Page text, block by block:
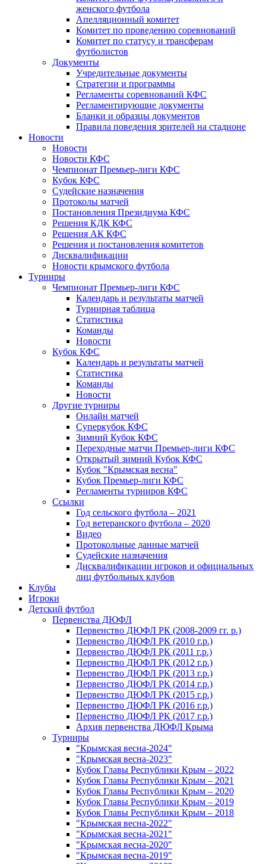
женского футбола
Апелляционный комитет
Комитет по проведению соревнований
Комитет по статусу и трансферам
футболистов
Документы
Учредительные документы
Стратегии и программы
Регламенты соревнований КФС
Регламентирующие документы
Бланки и образцы документов
Правила поведения зрителей на стадионе
Новости
Новости
Новости КФС
Чемпионат Премьер-лиги КФС
Кубок КФС
Судейские назначения
Протоколы матчей
Постановления Президиума КФС
Решения КДК КФС
Решения АК КФС
Решения и постановления комитетов
Дисквалификации
Новости крымского футбола
Турниры
Чемпионат Премьер-лиги КФС
Календарь и результаты матчей
Турнирная таблица
Статистика
Команды
Новости
Кубок КФС
Календарь и результаты матчей
Статистика
Команды
Новости
Другие турниры
Онлайн матчей
Суперкубок КФС
Зимний Кубок КФС
Переходные матчи Премьер-лиги КФС
Открытый зимний Кубок КФС
Кубок "Крымская весна"
Кубок Премьер-лиги КФС
Регламенты турниров КФС
Ссылки
Год сельского футбола – 2021
Год ветеранского футбола – 2020
Видео
Протокольные данные матчей
Судейские назначения
Дисквалификации игроков и официальных
лиц футбольных клубов
Клубы
Игроки
Детский футбол
Первенства ДЮФЛ
Первенство ДЮФЛ РК (2008-2009 гг. р.)
Первенство ДЮФЛ РК (2010 г.р.)
Первенство ДЮФЛ РК (2011 г.р.)
Первенство ДЮФЛ РК (2012 г.р.)
Первенство ДЮФЛ РК (2013 г.р.)
Первенство ДЮФЛ РК (2014 г.р.)
Первенство ДЮФЛ РК (2015 г.р.)
Первенство ДЮФЛ РК (2016 г.р.)
Первенство ДЮФЛ РК (2017 г.р.)
Архив первенства ДЮФЛ Крыма
Турниры
"Крымская весна-2024"
"Крымская весна-2023"
Кубок Главы Республики Крым – 2022
Кубок Главы Республики Крым – 2021
Кубок Главы Республики Крым – 2020
Кубок Главы Республики Крым – 2019
Кубок Главы Республики Крым – 2018
"Крымская весна-2022"
"Крымская весна-2021"
"Крымская весна-2020"
"Крымская весна-2019"